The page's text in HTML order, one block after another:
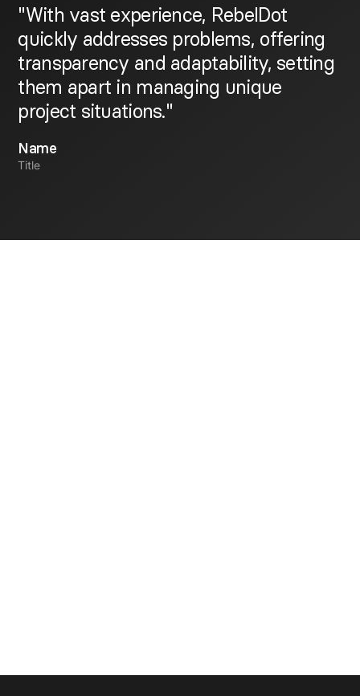
"With vast experience, RebelDot
quickly addresses problems, offering
transparency and adaptability, setting
them apart in managing unique
project situations."
Name
Title